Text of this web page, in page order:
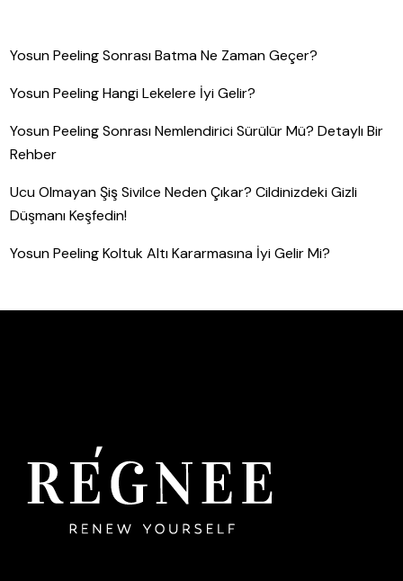
Yosun Peeling Sonrası Batma Ne Zaman Geçer?
Yosun Peeling Hangi Lekelere İyi Gelir?
Yosun Peeling Sonrası Nemlendirici Sürülür Mü? Detaylı Bir
Rehber
Ucu Olmayan Şiş Sivilce Neden Çıkar? Cildinizdeki Gizli
Düşmanı Keşfedin!
Yosun Peeling Koltuk Altı Kararmasına İyi Gelir Mi?